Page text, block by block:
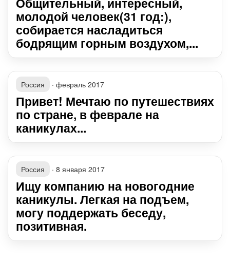
молодой человек(31 год:),
собирается насладиться
бодрящим горным воздухом,...
Россия · февраль 2017
Привет! Мечтаю по путешествиях
по стране, в феврале на
каникулах...
Россия · 8 января 2017
Ищу компанию на новогодние
каникулы. Легкая на подъем,
могу поддержать беседу,
позитивная.